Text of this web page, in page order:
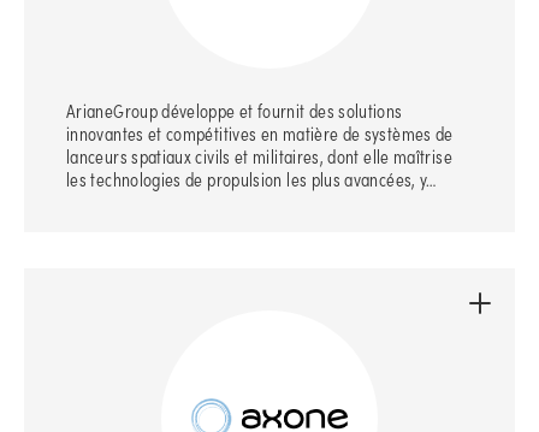
ArianeGroup développe et fournit des solutions
innovantes et compétitives en matière de systèmes de
lanceurs spatiaux civils et militaires, dont elle maîtrise
les technologies de propulsion les plus avancées, y…